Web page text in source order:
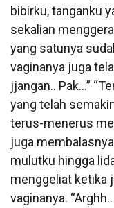
bibirku, tanganku
sekalian
yang satunya
vaginanya juga
jjangan.. Pak…”
yang telah
terus-menerus
juga
mulutku hingga
menggeliat ketika
vaginanya.